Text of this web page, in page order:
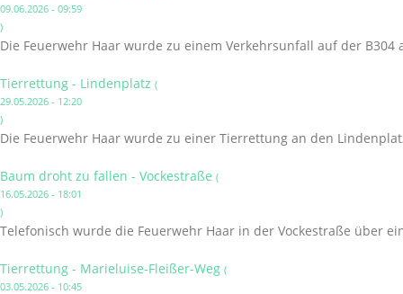
09.06.2026 - 09:59
)
Die Feuerwehr Haar wurde zu einem Verkehrsunfall auf der B304
Tierrettung - Lindenplatz (
29.05.2026 - 12:20
)
Die Feuerwehr Haar wurde zu einer Tierrettung an den
Baum droht zu fallen - Vockestraße (
16.05.2026 - 18:01
)
Telefonisch wurde die Feuerwehr Haar in der Vockestraße über
Tierrettung - Marieluise-Fleißer-Weg (
03.05.2026 - 10:45